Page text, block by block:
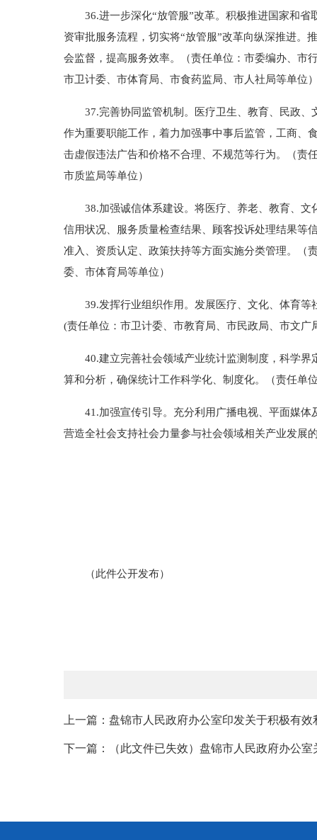
36.进一步深化“放管服”改革。积极推进国家和省
资审批服务流程，切实将“放管服”改革向纵深推进。
会监督，提高服务效率。（责任单位：市委编办、市
市卫计委、市体育局、市食药监局、市人社局等单位
37.完善协同监管机制。医疗卫生、教育、民政、
作为重要职能工作，着力加强事中事后监管，工商、
击虚假违法广告和价格不合理、不规范等行为。（责
市质监局等单位）
38.加强诚信体系建设。将医疗、养老、教育、文
信用状况、服务质量检查结果、顾客投诉处理结果等
准入、资质认定、政策扶持等方面实施分类管理。（
委、市体育局等单位）
39.发挥行业组织作用。发展医疗、文化、体育等
(责任单位：市卫计委、市教育局、市民政局、市文
40.建立完善社会领域产业统计监测制度，科学界
算和分析，确保统计工作科学化、制度化。（责任单
41.加强宣传引导。充分利用广播电视、平面媒体
营造全社会支持社会力量参与社会领域相关产业发展
（此件公开发布）
上一篇：盘锦市人民政府办公室印发关于积极有
下一篇：（此文件已失效）盘锦市人民政府办公